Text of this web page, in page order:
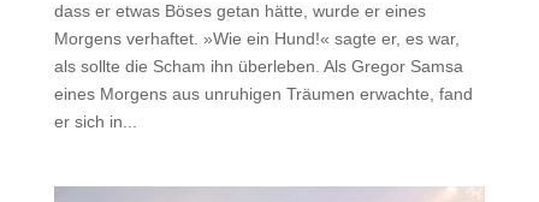
dass er etwas Böses getan hätte, wurde er eines
Morgens verhaftet. »Wie ein Hund!« sagte er, es war,
als sollte die Scham ihn überleben. Als Gregor Samsa
eines Morgens aus unruhigen Träumen erwachte, fand
er sich in...